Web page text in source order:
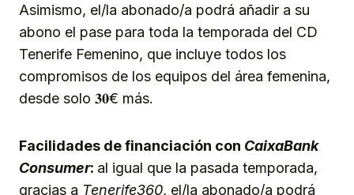
Asimismo, el/la abonado/a podrá añadir a su
abono el pase para toda la temporada del CD
Tenerife Femenino, que incluye todos los
compromisos de los equipos del área femenina,
desde solo 𝟑𝟎€ más.
Facilidades de financiación con CaixaBank
Consumer: al igual que la pasada temporada,
gracias a Tenerife360, el/la abonado/a podrá